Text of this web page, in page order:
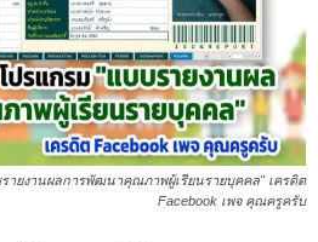
ายงานผลการพัฒนาคุณภาพผู้เรียนรายบุคคล" เครดิต
Facebook เพจ คุณครูครับ